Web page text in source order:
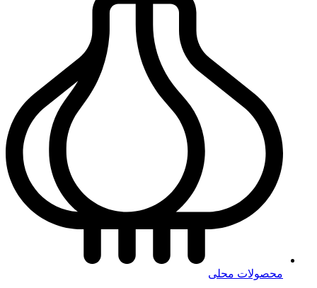
محصولات محلی